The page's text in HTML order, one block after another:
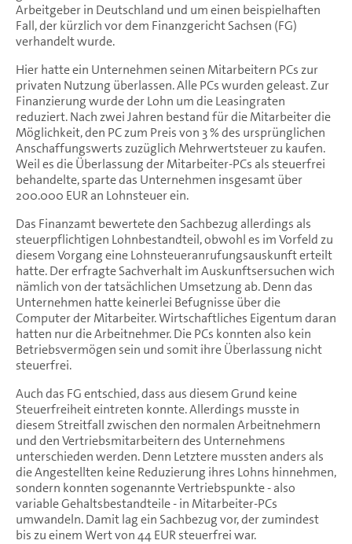
Arbeitgeber in Deutschland und um einen beispielhaften
Fall, der kürzlich vor dem Finanzgericht Sachsen (FG)
verhandelt wurde.
Hier hatte ein Unternehmen seinen Mitarbeitern PCs zur
privaten Nutzung überlassen. Alle PCs wurden geleast. Zur
Finanzierung wurde der Lohn um die Leasingraten
reduziert. Nach zwei Jahren bestand für die Mitarbeiter die
Möglichkeit, den PC zum Preis von 3 % des ursprünglichen
Anschaffungswerts zuzüglich Mehrwertsteuer zu kaufen.
Weil es die Überlassung der Mitarbeiter-PCs als steuerfrei
behandelte, sparte das Unternehmen insgesamt über
200.000 EUR an Lohnsteuer ein.
Das Finanzamt bewertete den Sachbezug allerdings als
steuerpflichtigen Lohnbestandteil, obwohl es im Vorfeld zu
diesem Vorgang eine Lohnsteueranrufungsauskunft erteilt
hatte. Der erfragte Sachverhalt im Auskunftsersuchen wich
nämlich von der tatsächlichen Umsetzung ab. Denn das
Unternehmen hatte keinerlei Befugnisse über die
Computer der Mitarbeiter. Wirtschaftliches Eigentum daran
hatten nur die Arbeitnehmer. Die PCs konnten also kein
Betriebsvermögen sein und somit ihre Überlassung nicht
steuerfrei.
Auch das FG entschied, dass aus diesem Grund keine
Steuerfreiheit eintreten konnte. Allerdings musste in
diesem Streitfall zwischen den normalen Arbeitnehmern
und den Vertriebsmitarbeitern des Unternehmens
unterschieden werden. Denn Letztere mussten anders als
die Angestellten keine Reduzierung ihres Lohns hinnehmen,
sondern konnten sogenannte Vertriebspunkte - also
variable Gehaltsbestandteile - in Mitarbeiter-PCs
umwandeln. Damit lag ein Sachbezug vor, der zumindest
bis zu einem Wert von 44 EUR steuerfrei war.